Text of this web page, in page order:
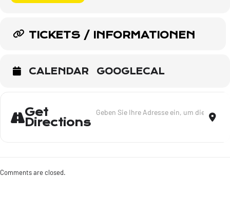
TICKETS / INFORMATIONEN
CALENDAR GOOGLECAL
Get
Directions
Comments are closed.